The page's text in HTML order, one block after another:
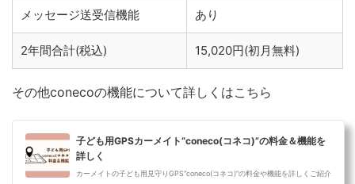
メッセージ送受信機能 あり
2年間合計(税込) 15,020円(初月無料)
その他conecoの機能について詳しくはこちら
子ども用GPSカーメイト“coneco(コネコ)”の料金＆機能を
詳しく
カーメイトの子ども用見守りGPS“coneco(コネコ)”の料金や機能を詳しくご紹介